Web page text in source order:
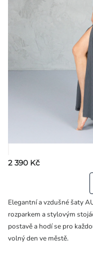
2 390 Kč
Elegantní a vzdušné šaty
rozparkem a stylovým
postavě a hodí se pro
volný den ve městě.